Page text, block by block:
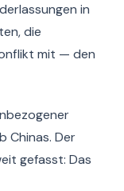
in
die
mit — den
Chinas. Der
gefasst: Das